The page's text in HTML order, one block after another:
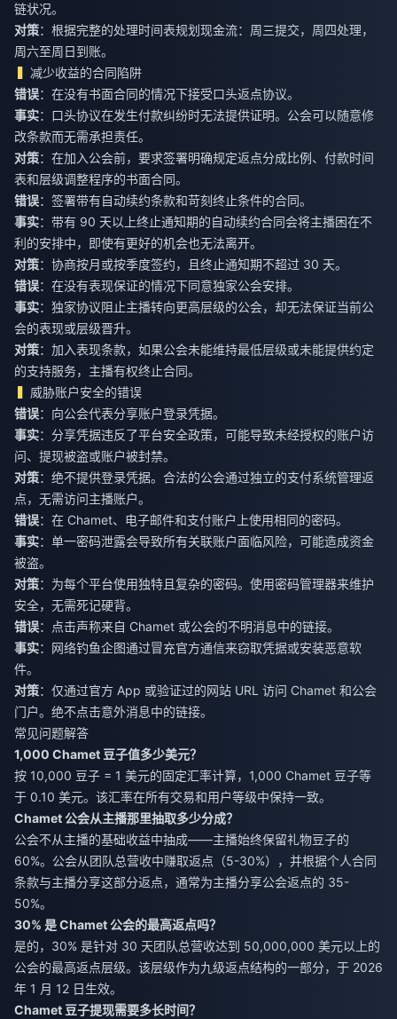
链状况。
对策：根据完整的处理时间表规划现金流：周三提交，周四处理，
周六至周日到账。
减少收益的合同陷阱
错误：在没有书面合同的情况下接受口头返点协议。
事实：口头协议在发生付款纠纷时无法提供证明。公会可以随意修
改条款而无需承担责任。
对策：在加入公会前，要求签署明确规定返点分成比例、付款时间
表和层级调整程序的书面合同。
错误：签署带有自动续约条款和苛刻终止条件的合同。
事实：带有 90 天以上终止通知期的自动续约合同会将主播困在不
利的安排中，即使有更好的机会也无法离开。
对策：协商按月或按季度签约，且终止通知期不超过 30 天。
错误：在没有表现保证的情况下同意独家公会安排。
事实：独家协议阻止主播转向更高层级的公会，却无法保证当前公
会的表现或层级晋升。
对策：加入表现条款，如果公会未能维持最低层级或未能提供约定
的支持服务，主播有权终止合同。
威胁账户安全的错误
错误：向公会代表分享账户登录凭据。
事实：分享凭据违反了平台安全政策，可能导致未经授权的账户访
问、提现被盗或账户被封禁。
对策：绝不提供登录凭据。合法的公会通过独立的支付系统管理返
点，无需访问主播账户。
错误：在 Chamet、电子邮件和支付账户上使用相同的密码。
事实：单一密码泄露会导致所有关联账户面临风险，可能造成资金
被盗。
对策：为每个平台使用独特且复杂的密码。使用密码管理器来维护
安全，无需死记硬背。
错误：点击声称来自 Chamet 或公会的不明消息中的链接。
事实：网络钓鱼企图通过冒充官方通信来窃取凭据或安装恶意软
件。
对策：仅通过官方 App 或验证过的网站 URL 访问 Chamet 和公会
门户。绝不点击意外消息中的链接。
常见问题解答
1,000 Chamet 豆子值多少美元？
按 10,000 豆子 = 1 美元的固定汇率计算，1,000 Chamet 豆子等
于 0.10 美元。该汇率在所有交易和用户等级中保持一致。
Chamet 公会从主播那里抽取多少分成？
公会不从主播的基础收益中抽成——主播始终保留礼物豆子的
60%。公会从团队总营收中赚取返点（5-30%），并根据个人合同
条款与主播分享这部分返点，通常为主播分享公会返点的 35-
50%。
30% 是 Chamet 公会的最高返点吗？
是的，30% 是针对 30 天团队总营收达到 50,000,000 美元以上的
公会的最高返点层级。该层级作为九级返点结构的一部分，于 2026
年 1 月 12 日生效。
Chamet 豆子提现需要多长时间？